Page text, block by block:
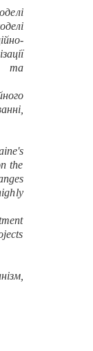
та
the